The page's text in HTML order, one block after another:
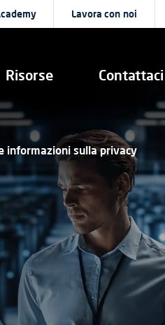
Risorse Contattaci
Lavora con noi
informazioni sulla privacy